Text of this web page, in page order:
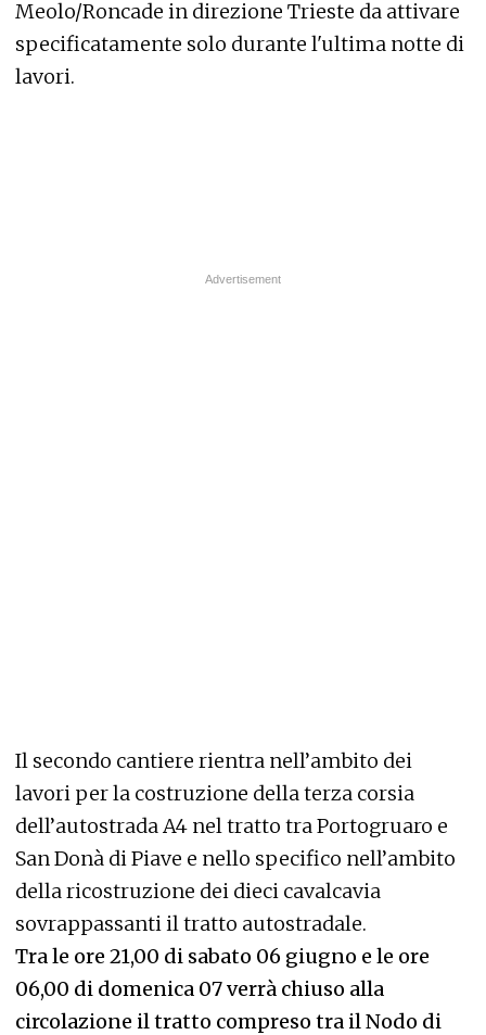
Meolo/Roncade in direzione Trieste da attivare
specificatamente solo durante l'ultima notte di
lavori.
Il secondo cantiere rientra nell’ambito dei
lavori per la costruzione della terza corsia
dell’autostrada A4 nel tratto tra Portogruaro e
San Donà di Piave e nello specifico nell’ambito
della ricostruzione dei dieci cavalcavia
sovrappassanti il tratto autostradale.
Tra le ore 21,00 di sabato 06 giugno e le ore
06,00 di domenica 07 verrà chiuso alla
circolazione il tratto compreso tra il Nodo di